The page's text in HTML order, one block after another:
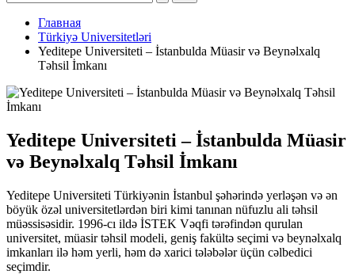
Главная
Türkiyə Universitetləri
Yeditepe Universiteti – İstanbulda Müasir və Beynəlxalq
Təhsil İmkanı
Yeditepe Universiteti – İstanbulda Müasir
və Beynəlxalq Təhsil İmkanı
Yeditepe Universiteti Türkiyənin İstanbul şəhərində yerləşən və ən
böyük özəl universitetlərdən biri kimi tanınan nüfuzlu ali təhsil
müəssisəsidir. 1996-cı ildə İSTEK Vəqfi tərəfindən qurulan
universitet, müasir təhsil modeli, geniş fakültə seçimi və beynəlxalq
imkanları ilə həm yerli, həm də xarici tələbələr üçün cəlbedici
seçimdir.